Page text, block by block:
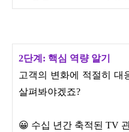
2단계: 핵심 역량 알기
고객의 변화에 적절히 대
살펴봐야겠죠?
😀 수십 년간 축적된 TV